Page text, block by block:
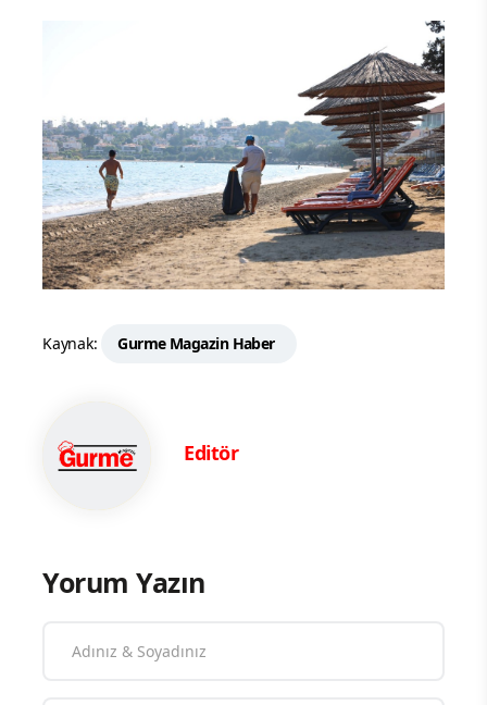
Kaynak: Gurme Magazin Haber
Editör
Yorum Yazın